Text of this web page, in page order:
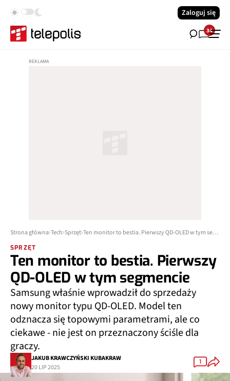
Zaloguj się
34
Strona główna Tech Sprzęt Ten monitor to bestia. Pierwszy QD-OLED w tym segmencie
SPRZĘT
Ten monitor to bestia. Pierwszy
QD-OLED w tym segmencie
Samsung właśnie wprowadził do sprzedaży
nowy monitor typu QD-OLED. Model ten
odznacza się topowymi parametrami, ale co
ciekawe - nie jest on przeznaczony ściśle dla
graczy.
JAKUB KRAWCZYŃSKI KUBAKRAW
20 LIP 2025
1